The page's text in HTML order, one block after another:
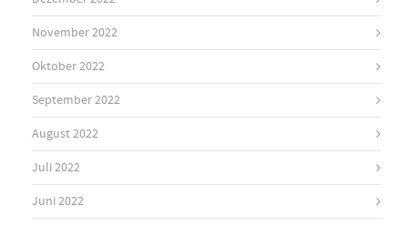
November 2022
Oktober 2022
September 2022
August 2022
Juli 2022
Juni 2022